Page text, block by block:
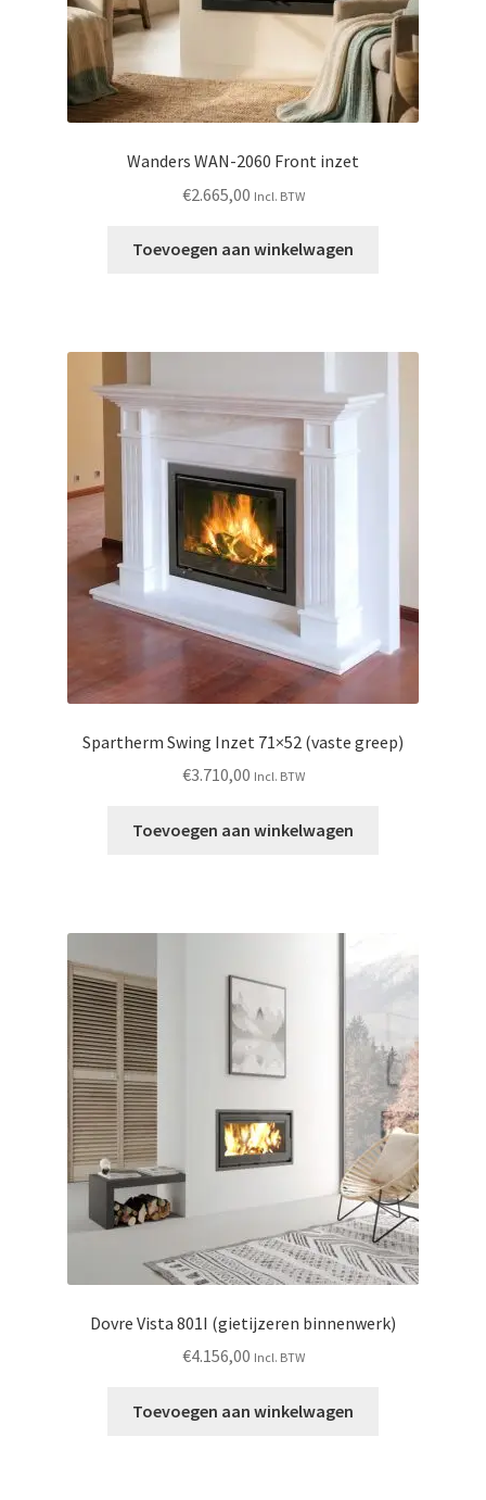
Wanders WAN-2060 Front inzet
€2.665,00 Incl. BTW
Toevoegen aan winkelwagen
Spartherm Swing Inzet 71×52 (vaste greep)
€3.710,00 Incl. BTW
Toevoegen aan winkelwagen
Dovre Vista 801I (gietijzeren binnenwerk)
€4.156,00 Incl. BTW
Toevoegen aan winkelwagen